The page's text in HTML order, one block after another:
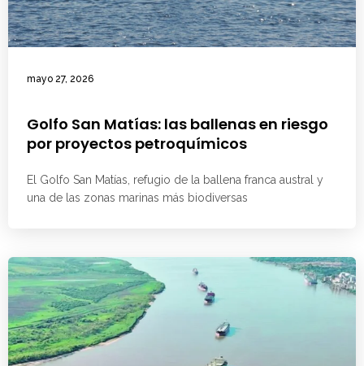
mayo 27, 2026
Golfo San Matías: las ballenas en riesgo
por proyectos petroquímicos
El Golfo San Matías, refugio de la ballena franca austral y
una de las zonas marinas más biodiversas